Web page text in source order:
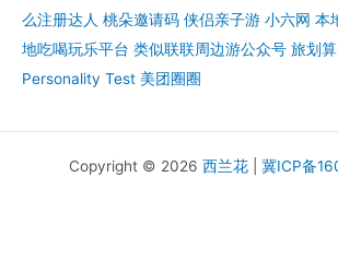
么注册达人 桃朵邀请码 侠侣亲子游 小六网 本
地吃喝玩乐平台 类似联联周边游公众号 旅划算
Personality Test 美团圈圈
Copyright © 2026 西兰花 冀ICP备